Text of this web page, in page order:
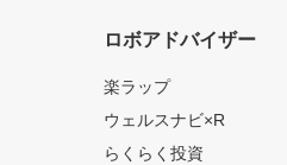
ロボアドバイザー
楽ラップ
ウェルスナビ×R
らくらく投資